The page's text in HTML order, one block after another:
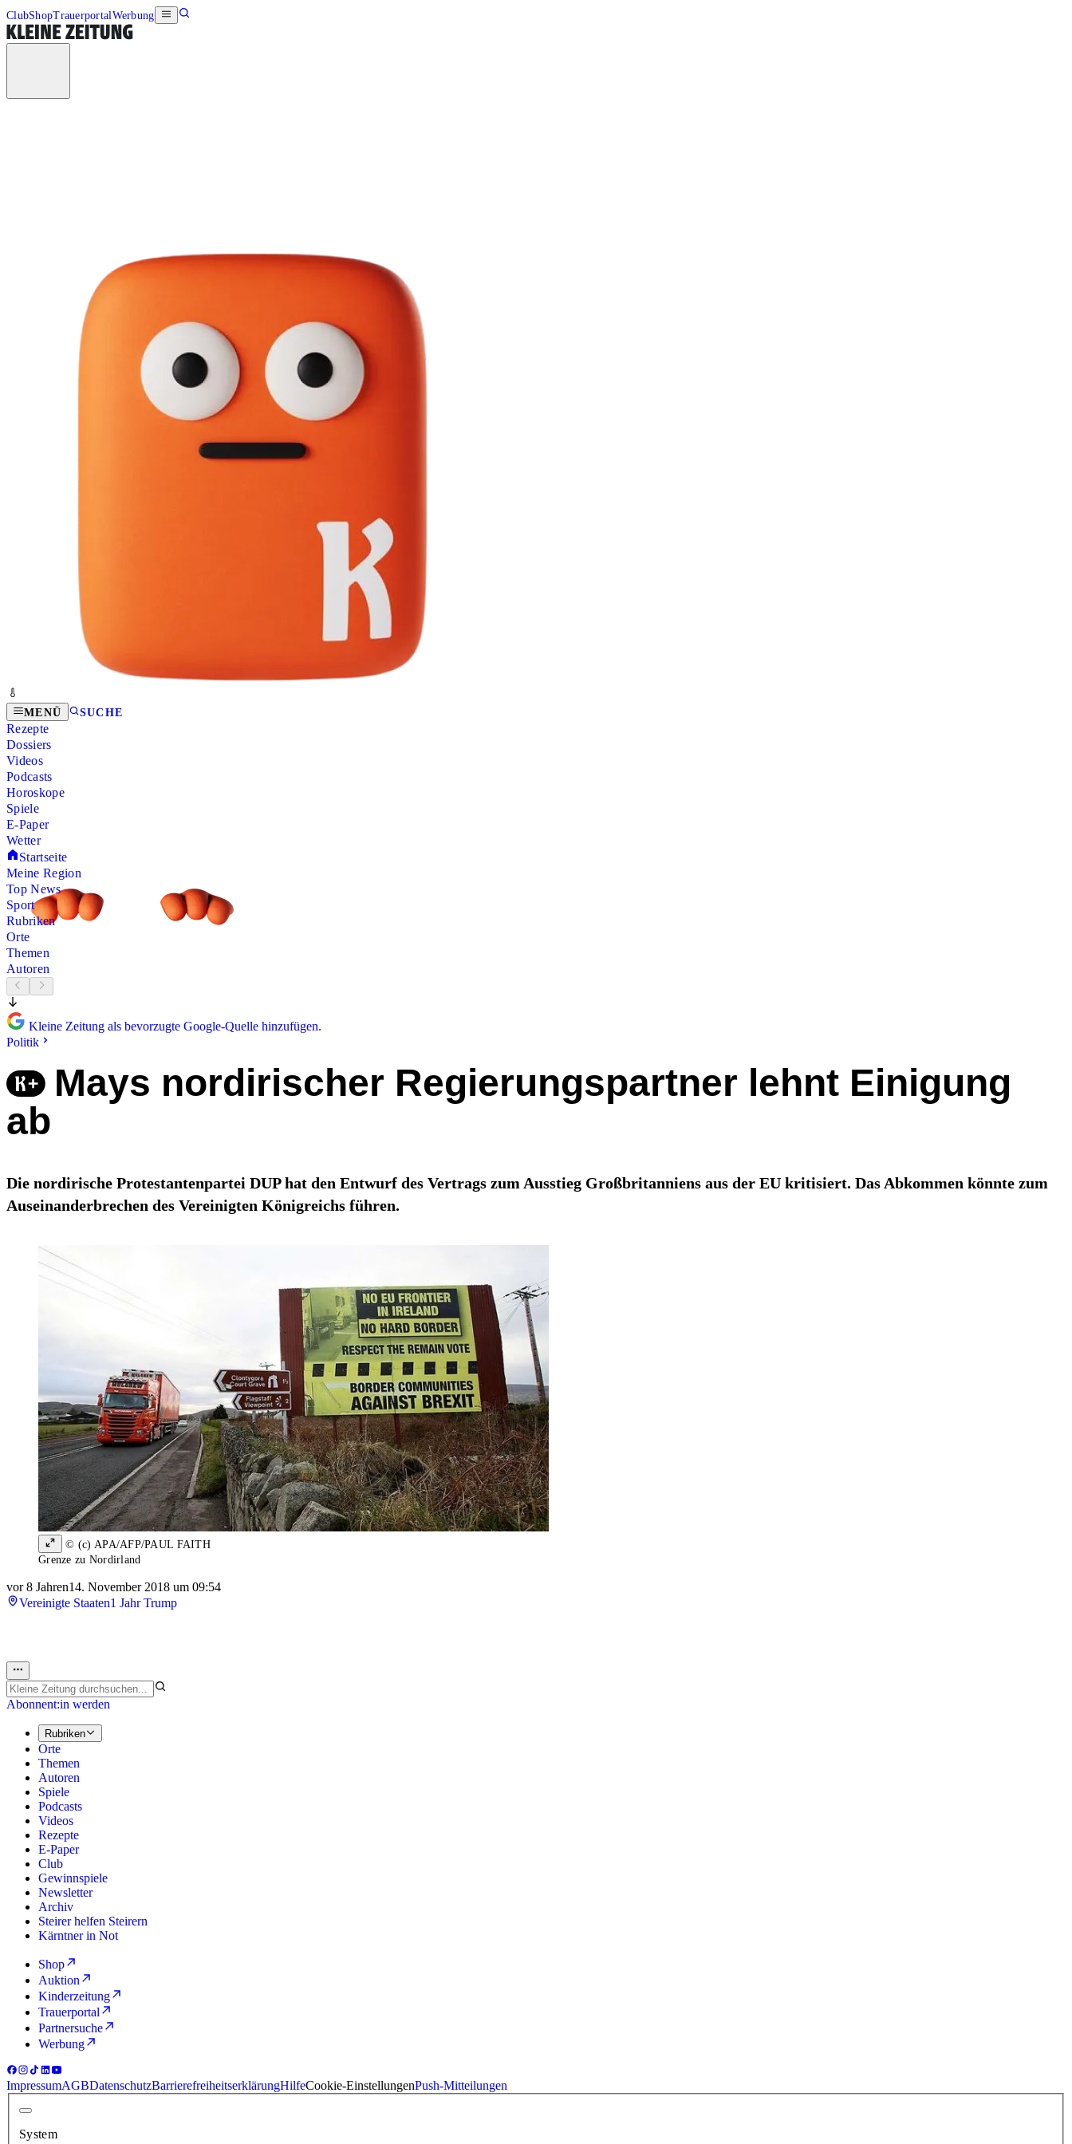
ClubShopTrauerportalWerbung
MENÜ SUCHE
Rezepte
Dossiers
Videos
Podcasts
Horoskope
Spiele
E-Paper
Wetter
Startseite
Meine Region
Top News
Sport
Rubriken
Orte
Themen
Autoren
Kleine Zeitung als bevorzugte Google-Quelle hinzufügen.
Politik
Mays nordirischer Regierungspartner lehnt Einigung
ab
Die nordirische Protestantenpartei DUP hat den Entwurf des Vertrags zum Ausstieg Großbritanniens aus der EU kritisiert. Das Abkommen könnte zum
Auseinanderbrechen des Vereinigten Königreichs führen.
© (c) APA/AFP/PAUL FAITH
Grenze zu Nordirland
vor 8 Jahren14. November 2018 um 09:54
Vereinigte Staaten1 Jahr Trump
Abonnent:in werden
Rubriken
Orte
Themen
Autoren
Spiele
Podcasts
Videos
Rezepte
E-Paper
Club
Gewinnspiele
Newsletter
Archiv
Steirer helfen Steirern
Kärntner in Not
Shop
Auktion
Kinderzeitung
Trauerportal
Partnersuche
Werbung
ImpressumAGBDatenschutzBarrierefreiheitserklärungHilfeCookie-EinstellungenPush-Mitteilungen
System